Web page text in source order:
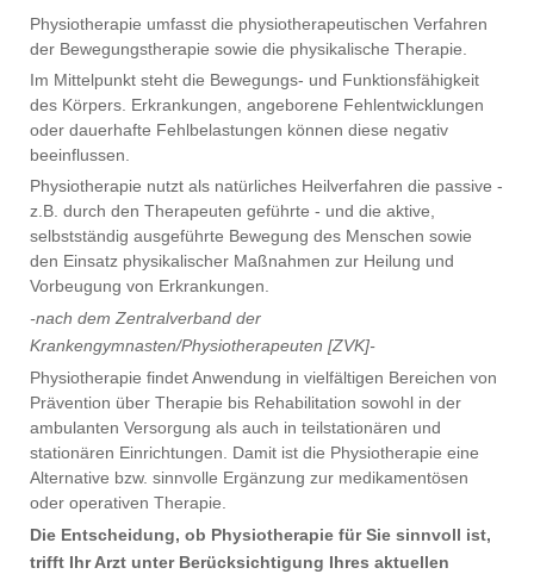
Physiotherapie umfasst die physiotherapeutischen Verfahren
der Bewegungstherapie sowie die physikalische Therapie.
Im Mittelpunkt steht die Bewegungs- und Funktionsfähigkeit
des Körpers. Erkrankungen, angeborene Fehlentwicklungen
oder dauerhafte Fehlbelastungen können diese negativ
beeinflussen.
Physiotherapie nutzt als natürliches Heilverfahren die passive -
z.B. durch den Therapeuten geführte - und die aktive,
selbstständig ausgeführte Bewegung des Menschen sowie
den Einsatz physikalischer Maßnahmen zur Heilung und
Vorbeugung von Erkrankungen.
-nach dem Zentralverband der
Krankengymnasten/Physiotherapeuten [ZVK]-
Physiotherapie findet Anwendung in vielfältigen Bereichen von
Prävention über Therapie bis Rehabilitation sowohl in der
ambulanten Versorgung als auch in teilstationären und
stationären Einrichtungen. Damit ist die Physiotherapie eine
Alternative bzw. sinnvolle Ergänzung zur medikamentösen
oder operativen Therapie.
Die Entscheidung, ob Physiotherapie für Sie sinnvoll ist,
trifft Ihr Arzt unter Berücksichtigung Ihres aktuellen